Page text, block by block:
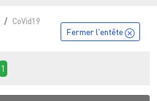
CoVid19
Fermer l'entête
1